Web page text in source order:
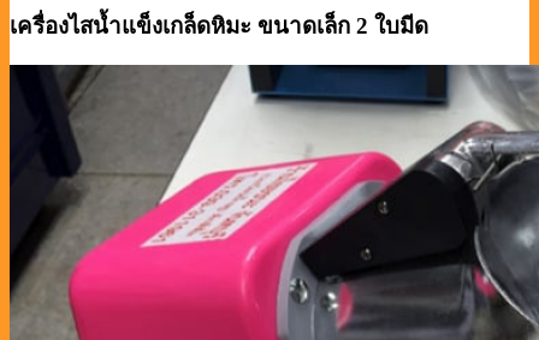
เครื่องไสน้ำแข็งเกล็ดหิมะ ขนาดเล็ก 2 ใบมีด